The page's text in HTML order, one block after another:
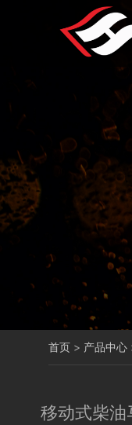
首页 > 产品中心
移动式柴油